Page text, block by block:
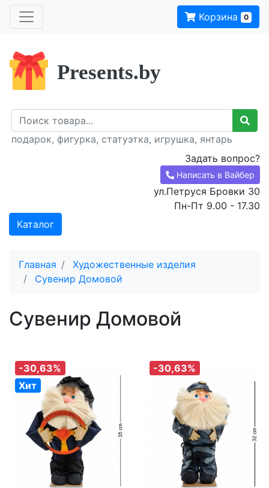
Корзина 0
Presents.by
подарок, фигурка, статуэтка, игрушка, янтарь
Задать вопрос?
Написать в Вайбер
ул.Петруся Бровки 30
Пн-Пт 9.00 - 17.30
Каталог
Главная
Художественные изделия
Сувенир Домовой
Сувенир Домовой
-30,63%
Хит
-30,63%